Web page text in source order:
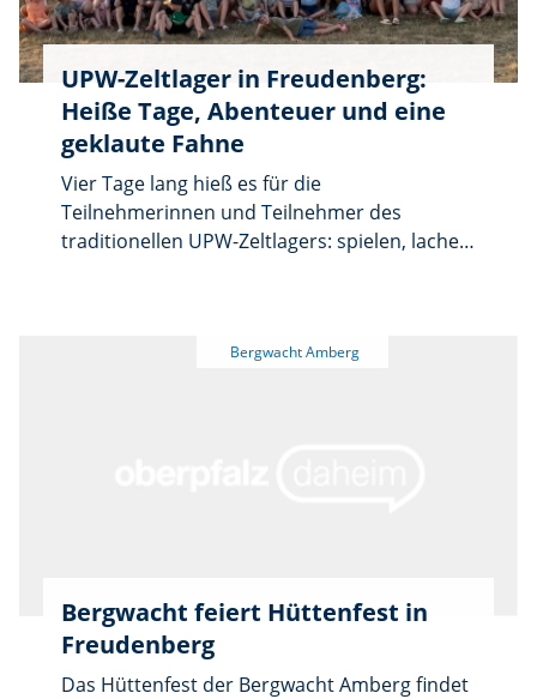
UPW-Zeltlager in Freudenberg:
Heiße Tage, Abenteuer und eine
geklaute Fahne
Vier Tage lang hieß es für die
Teilnehmerinnen und Teilnehmer des
traditionellen UPW-Zeltlagers: spielen, lachen,
Mittelpunkt eines abwechslungsreichen
Bergwacht Amberg
Bergwacht feiert Hüttenfest in
Freudenberg
Das Hüttenfest der Bergwacht Amberg findet